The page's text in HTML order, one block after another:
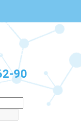
до 20:00
90